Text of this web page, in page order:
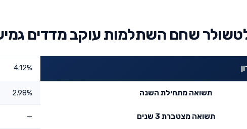
שחם השתלמות עוקב מדדים
4.12%
תשואה מתחילת השנה 2.98%
תשואה מצטברת 3 שנים —